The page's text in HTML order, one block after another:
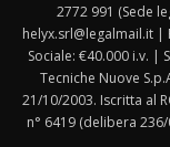
2772 991 (Sede
helyx.srl@legalmail.it |
Sociale: €40.000 i.v. |
Tecniche Nuove
21/10/2003. Iscritta al
n° 6419 (delibera